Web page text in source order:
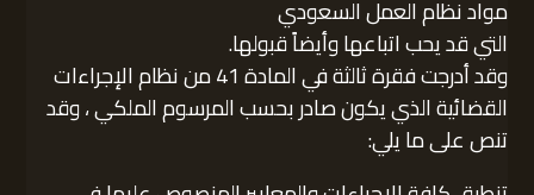
مواد نظام العمل السعودي
التي قد يحب اتباعها وأيضاً قبولها.
وقد أدرجت فقرة ثالثة في المادة 41 من نظام الإجراءات
القضائية الذي يكون صادر بحسب المرسوم الملكي ، وقد
تنص على ما يلي: